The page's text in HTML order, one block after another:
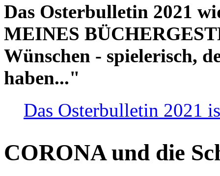
Das Osterbulletin 2021
MEINES
Wünschen - spielerisch,
haben..."
Das Osterbulletin 2021
CORONA und die